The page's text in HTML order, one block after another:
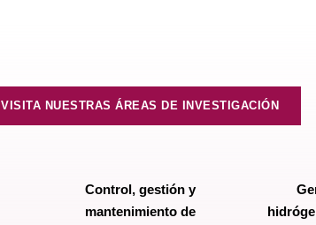
VISITA NUESTRAS ÁREAS DE INVESTIGACIÓN
Control, gestión y
mantenimiento de